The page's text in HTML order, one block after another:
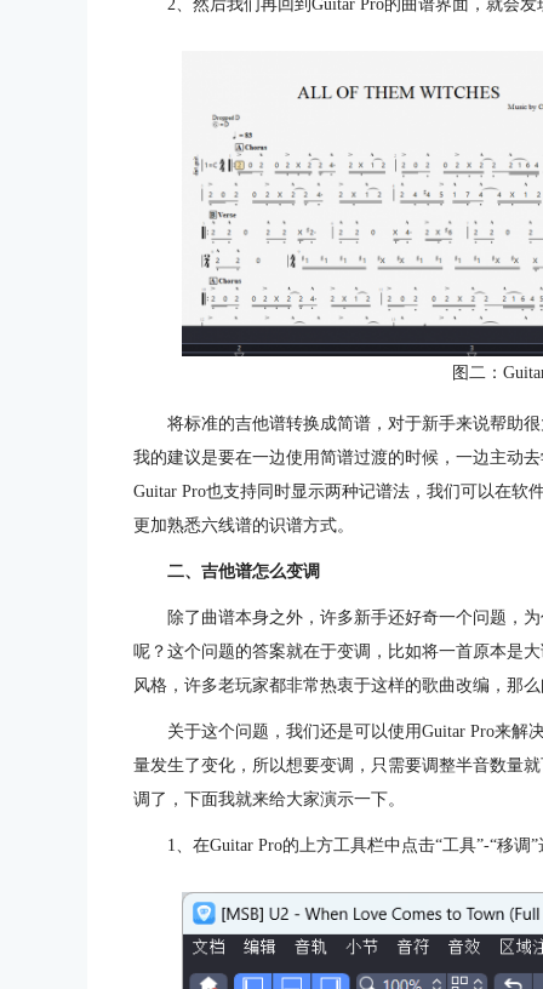
2、然后我们再回到Guitar Pro的曲谱界面，就会
图二：
将标准的吉他谱转换成简谱，对于新手来说帮助
我的建议是要在一边使用简谱过渡的时候，一边主动
Guitar Pro也支持同时显示两种记谱法，我们可以在
更加熟悉六线谱的识谱方式。
二、吉他谱怎么变调
除了曲谱本身之外，许多新手还好奇一个问题，
呢？这个问题的答案就在于变调，比如将一首原本是
风格，许多老玩家都非常热衷于这样的歌曲改编，那
关于这个问题，我们还是可以使用Guitar Pro来
量发生了变化，所以想要变调，只需要调整半音数量
调了，下面我就来给大家演示一下。
1、在Guitar Pro的上方工具栏中点击“工具”-“移调